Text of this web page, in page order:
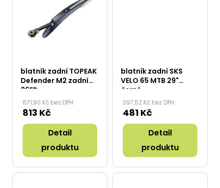
blatník zadní TOPEAK
Defender M2 zadní
26ER
671,90 Kč bez DPH
813 Kč
Detail
produktu
blatník zadní SKS
VELO 65 MTB 29"
černé
397,52 Kč bez DPH
481 Kč
Detail
produktu